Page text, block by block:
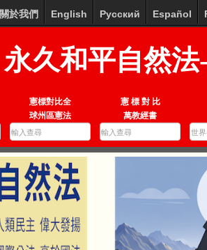
關於我們 English Русский Español
永久和平自然
憲標對比全
球州區憲法
憲 標 對 比
萬教經書